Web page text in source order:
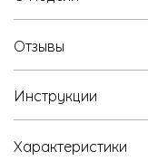
Отзывы
Инструкции
Характеристики